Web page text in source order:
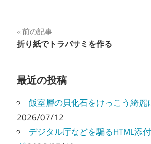
投
稿
ナ
ビ
ゲ
ー
前の記事
折り紙でトラバサミを作る
最近の投稿
飯室層の貝化石をけっこう綺麗
2026/07/12
デジタル庁などを騙るHTML添